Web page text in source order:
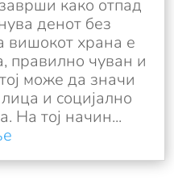
како отпад
денот без
вишокот храна е
правилно чуван и
може да значи
и социјално
На тој начин...